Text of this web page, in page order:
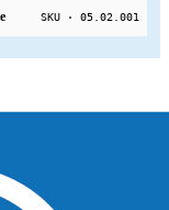
SKU · 05.02.001